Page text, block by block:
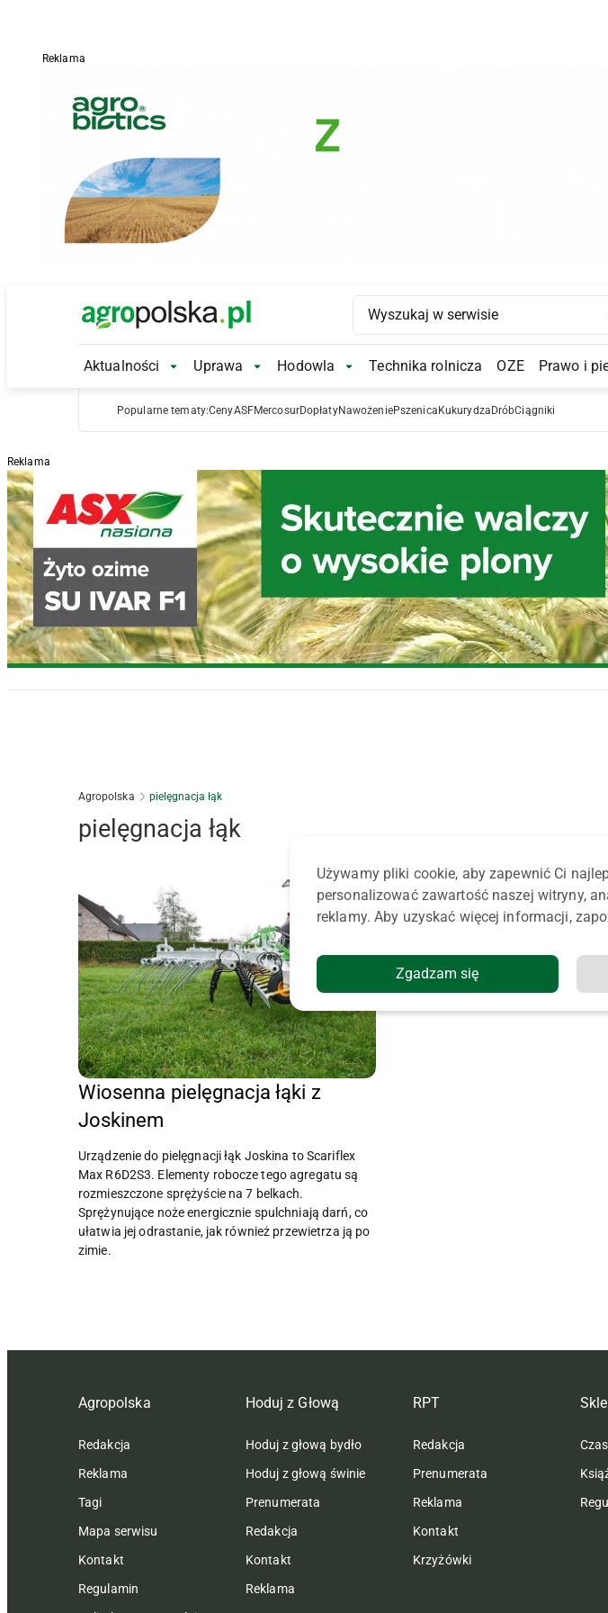
Reklama
Main Logo
Main
Aktualności Aktualności Submenu
Uprawa Uprawa Submenu
Hodowla Hodowla Submenu
Technika rolnicza OZE Prawo i
Popularne tematy:CenyASFMercosurDopłatyNawożeniePszenica Kukurydza DróbCiągniki
Reklama
Agropolska pielęgnacja łąk
pielęgnacja łąk
Wiosenna pielęgnacja łąki z
Joskinem
Urządzenie do pielęgnacji łąk Joskina to Scariflex
Max R6D2S3. Elementy robocze tego agregatu są
rozmieszczone sprężyście na 7 belkach.
Sprężynujące noże energicznie spulchniają darń, co
ułatwia jej odrastanie, jak również przewietrza ją po
zimie.
Agropolska
Redakcja
Reklama
Tagi
Mapa serwisu
Kontakt
Regulamin
Hoduj z Głową
Hoduj z głową bydło
Hoduj z głową świnie
Prenumerata
Redakcja
Kontakt
Reklama
RPT
Redakcja
Prenumerata
Reklama
Kontakt
Krzyżówki
Używamy pliki cookie, aby zapewnić Ci
personalizować zawartość naszej witryny,
reklamy. Aby uzyskać więcej informacji,
Zgadzam się